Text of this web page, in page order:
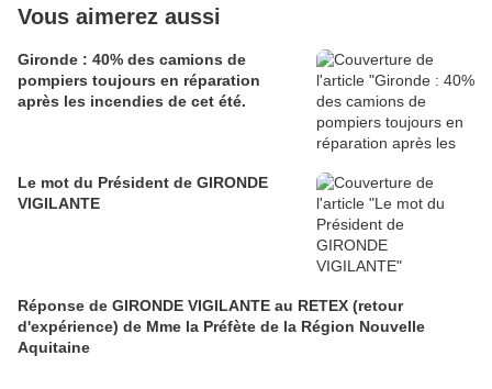
Vous aimerez aussi
Gironde : 40% des camions de
pompiers toujours en réparation
après les incendies de cet été.
Le mot du Président de GIRONDE
VIGILANTE
Réponse de GIRONDE VIGILANTE au RETEX (retour
d'expérience) de Mme la Préfète de la Région Nouvelle
Aquitaine